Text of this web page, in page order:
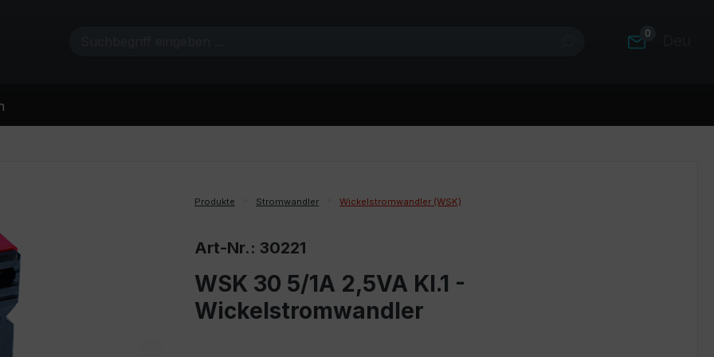
0
Produkte Stromwandler Wickelstromwandler (WSK)
Art-Nr.: 30221
WSK 30 5/1A 2,5VA Kl.1 -
Wickelstromwandler